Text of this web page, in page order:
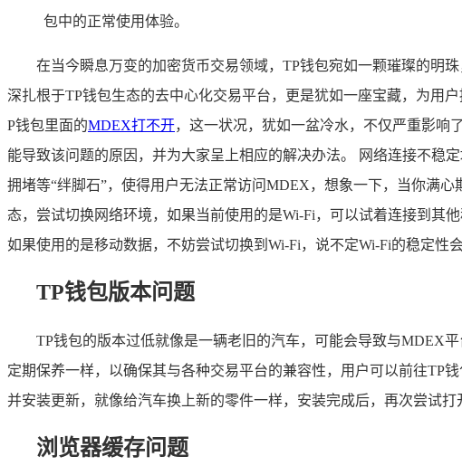
包中的正常使用体验。
在当今瞬息万变的加密货币交易领域，TP钱包宛如一颗璀璨的明
深扎根于TP钱包生态的去中心化交易平台，更是犹如一座宝藏，为
P钱包里面的MDEX打不开，这一状况，犹如一盆冷水，不仅严重影响
能导致该问题的原因，并为大家呈上相应的解决办法。 网络连接不稳
拥堵等“绊脚石”，使得用户无法正常访问MDEX，想象一下，当你满
态，尝试切换网络环境，如果当前使用的是Wi-Fi，可以试着连接到其
如果使用的是移动数据，不妨尝试切换到Wi-Fi，说不定Wi-Fi的稳定性
TP钱包版本问题
TP钱包的版本过低就像是一辆老旧的汽车，可能会导致与MDEX
定期保养一样，以确保其与各种交易平台的兼容性，用户可以前往TP
并安装更新，就像给汽车换上新的零件一样，安装完成后，再次尝试打
浏览器缓存问题